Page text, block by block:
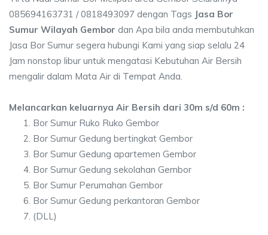
085694163731 / 0818493097 dengan Tags Jasa Bor
Sumur Wilayah Gembor dan Apa bila anda membutuhkan
Jasa Bor Sumur segera hubungi Kami yang siap selalu 24
Jam nonstop libur untuk mengatasi Kebutuhan Air Bersih
mengalir dalam Mata Air di Tempat Anda.
Melancarkan keluarnya Air Bersih dari 30m s/d 60m :
Bor Sumur Ruko Ruko Gembor
Bor Sumur Gedung bertingkat Gembor
Bor Sumur Gedung apartemen Gembor
Bor Sumur Gedung sekolahan Gembor
Bor Sumur Perumahan Gembor
Bor Sumur Gedung perkantoran Gembor
(DLL)